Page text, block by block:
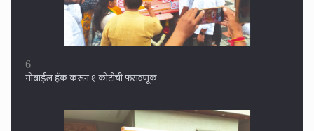
भाजपच्या समरसता कलश यात्रेचे उद्या स्वागत